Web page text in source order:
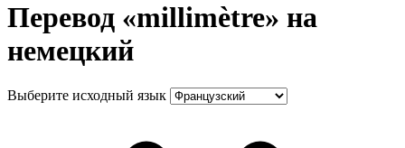
Перевод «millimètre» на
немецкий
Выберите исходный язык